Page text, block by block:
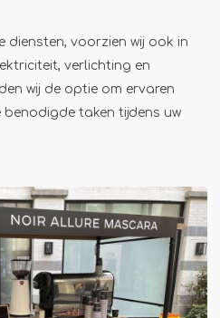
diensten, voorzien wij ook in
verlichting en
wij de optie om ervaren
benodigde taken tijdens uw